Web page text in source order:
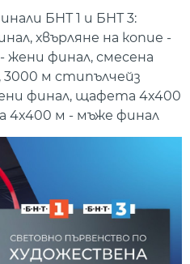
БНТ 1 и БНТ 3:
хвърляне на копие -
жени финал, смесена
м стипълчейз
финал, щафета 4x400
4x400 м - мъже финал